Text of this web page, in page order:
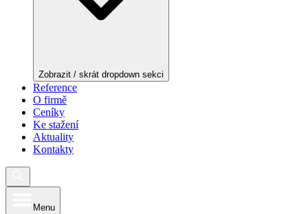
Zobrazit / skrát dropdown sekci
Reference
O firmě
Ceníky
Ke stažení
Aktuality
Kontakty
Menu